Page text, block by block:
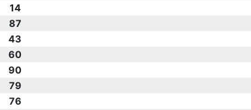
14
87
43
60
90
79
76